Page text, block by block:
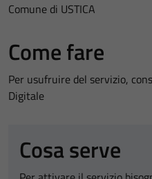
Comune di USTICA
Come fare
Per usufruire del servizio,
Digitale
Cosa serve